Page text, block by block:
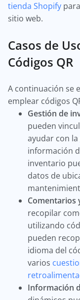
tienda Shopify
sitio web.
Casos de
Códigos QR
A continuación se
emplear códigos
Gestión de
pueden
ayudar con
información
inventario
datos de
Comentarios
recopilar
utilizando
pueden
idioma del
varios
Información